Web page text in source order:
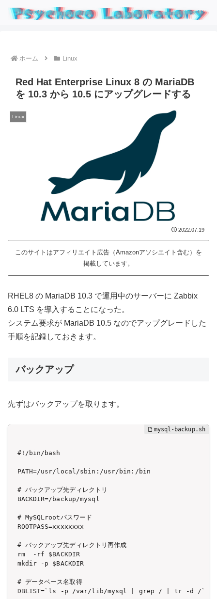
ホーム Linux
Red Hat Enterprise Linux 8 の MariaDB
を 10.3 から 10.5 にアップグレードする
Linux
2022.07.19
このサイトはアフィリエイト広告（Amazonアソシエイト含む）を
掲載しています。
RHEL8 の MariaDB 10.3 で運用中のサーバーに Zabbix
6.0 LTS を導入することになった。
システム要求が MariaDB 10.5 なのでアップグレードした
手順を記録しておきます。
バックアップ
先ずはバックアップを取ります。
#!/bin/bash
PATH=/usr/local/sbin:/usr/bin:/bin
# バックアップ先ディレクトリ
BACKDIR=/backup/mysql
# MySQLrootパスワード
ROOTPASS=xxxxxxxx
# バックアップ先ディレクトリ再作成
rm  -rf $BACKDIR
mkdir -p $BACKDIR
# データベース名取得
DBLIST=`ls -p /var/lib/mysql | grep / | tr -d /`